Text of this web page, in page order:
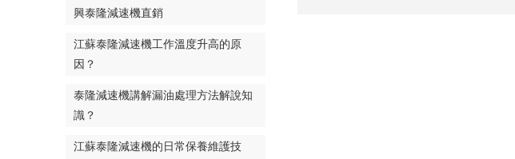
興泰隆減速機直銷
江蘇泰隆減速機工作溫度升高的原
因？
泰隆減速機講解漏油處理方法解說知
識？
江蘇泰隆減速機的日常保養維護技